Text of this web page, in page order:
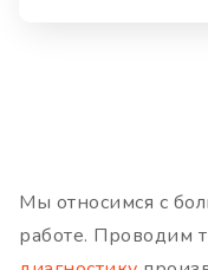
Мы относимся с
работе. Проводим